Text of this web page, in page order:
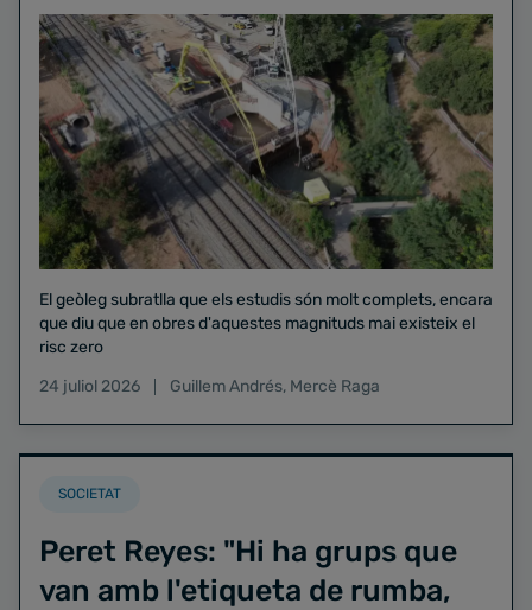
El geòleg subratlla que els estudis són molt complets, encara
que diu que en obres d'aquestes magnituds mai existeix el
risc zero
24 juliol 2026
Guillem Andrés, Mercè Raga
SOCIETAT
Peret Reyes: "Hi ha grups que
van amb l'etiqueta de rumba,